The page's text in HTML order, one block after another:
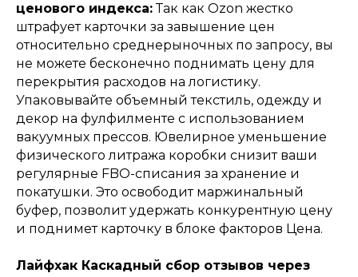
ценового индекса:Так как Ozon жестко
штрафует карточки за завышение цен
относительно среднерыночных по запросу, вы
не можете бесконечно поднимать цену для
перекрытия расходов на логистику.
Упаковывайте объемный текстиль, одежду и
декор на фулфилменте с использованием
вакуумных прессов. Ювелирное уменьшение
физического литража коробки снизит ваши
регулярные FBO-списания за хранение и
покатушки. Это освободит маржинальный
буфер, позволит удержать конкурентную цену
и поднимет карточку в блоке факторов Цена.
Лайфхак Каскадный сбор отзывов через